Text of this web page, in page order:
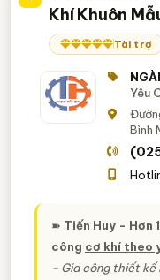
Khí Khuôn
Tài trợ
Yêu
Bình
➽ Tiến Huy - Hơn
công cơ khí theo
− Gia công thiết kế